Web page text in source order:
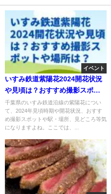
イベント
いすみ鉄道紫陽花2024開花状況
や見頃は？おすすめ撮影スポッ
トや場所は？
千葉県のいすみ鉄道沿線の紫陽花につい
て、2024年見頃時期や開花状況、おすす
め撮影スポットや駅・場所、見どころ等気
になりますよね。ここでは、...